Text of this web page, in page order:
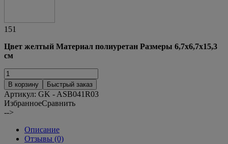
151
Цвет желтый Материал полиуретан Размеры 6,7х6,7х15,3
см
В корзину Быстрый заказ
Артикул: GK - ASB041R03
ИзбранноеСравнить
-->
Описание
Отзывы (0)